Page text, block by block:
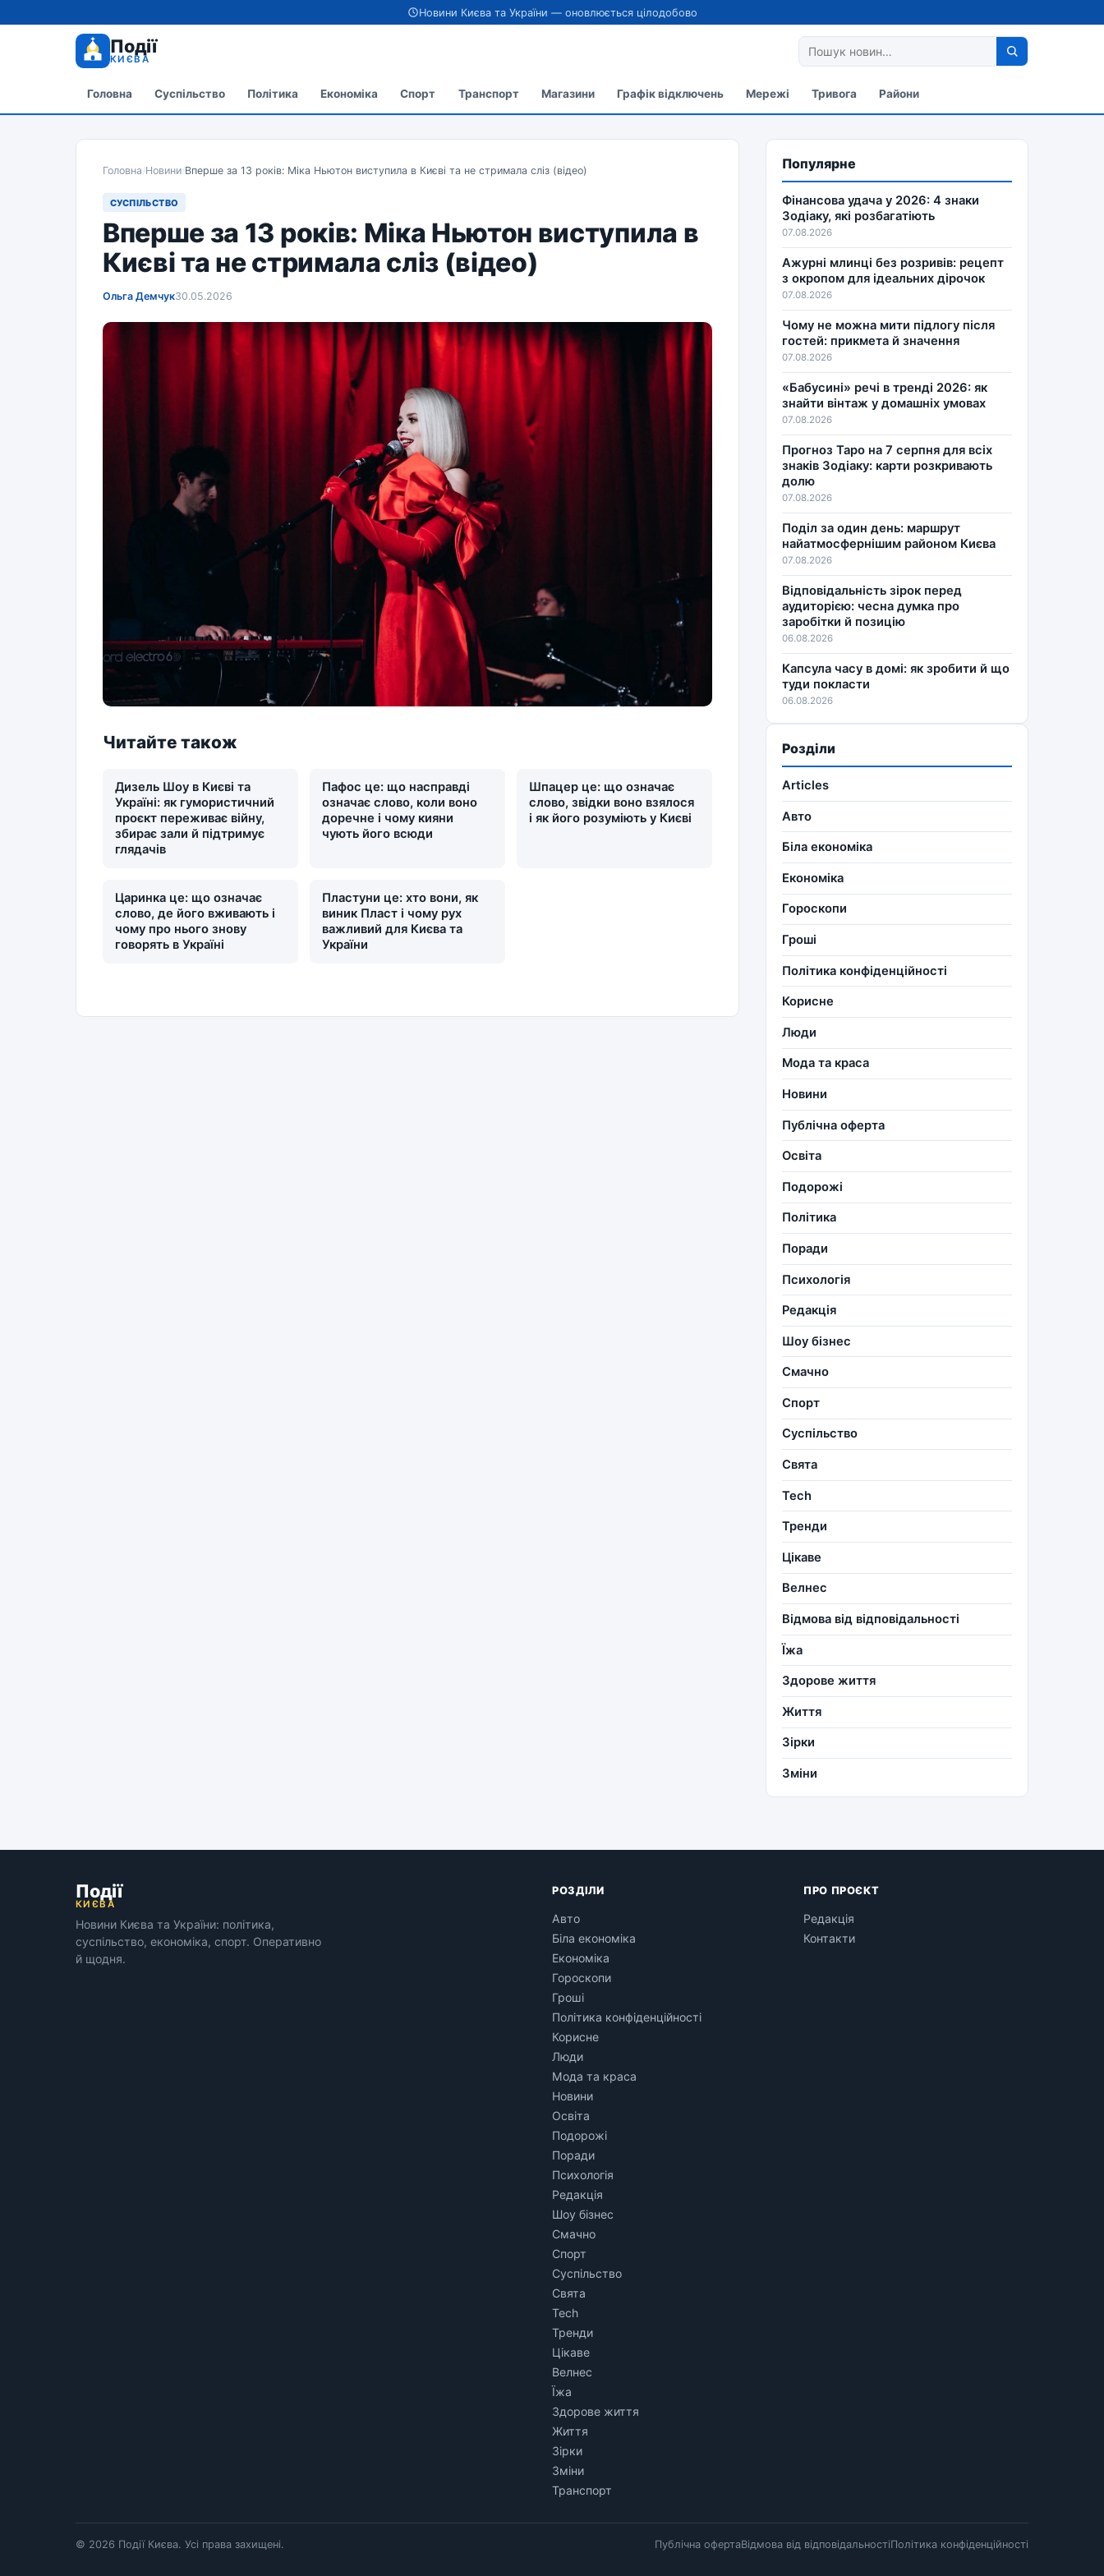
Новини Києва та України — оновлюється цілодобово
Події
КИЄВА
Головна Суспільство Політика Економіка Спорт Транспорт Магазини Графік відключень Мережі Тривога Райони
Головна/Новини/Вперше за 13 років: Міка Ньютон виступила в Києві та не стримала сліз (відео)
СУСПІЛЬСТВО
Вперше за 13 років: Міка Ньютон виступила в
Києві та не стримала сліз (відео)
Ольга Демчук30.05.2026
Читайте також
Дизель Шоу в Києві та
Україні: як гумористичний
проєкт переживає війну,
збирає зали й підтримує
глядачів
Пафос це: що насправді
означає слово, коли воно
доречне і чому кияни
чують його всюди
Шпацер це: що означає
слово, звідки воно взялося
і як його розуміють у Києві
Царинка це: що означає
слово, де його вживають і
чому про нього знову
говорять в Україні
Пластуни це: хто вони, як
виник Пласт і чому рух
важливий для Києва та
України
Популярне
Фінансова удача у 2026: 4 знаки
Зодіаку, які розбагатіють
07.08.2026
Ажурні млинці без розривів: рецепт
з окропом для ідеальних дірочок
07.08.2026
Чому не можна мити підлогу після
гостей: прикмета й значення
07.08.2026
«Бабусині» речі в тренді 2026: як
знайти вінтаж у домашніх умовах
07.08.2026
Прогноз Таро на 7 серпня для всіх
знаків Зодіаку: карти розкривають
долю
07.08.2026
Поділ за один день: маршрут
найатмосфернішим районом Києва
07.08.2026
Відповідальність зірок перед
аудиторією: чесна думка про
заробітки й позицію
06.08.2026
Капсула часу в домі: як зробити й що
туди покласти
06.08.2026
Розділи
Articles
Авто
Біла економіка
Економіка
Гороскопи
Гроші
Політика конфіденційності
Корисне
Люди
Мода та краса
Новини
Публічна оферта
Освіта
Подорожі
Політика
Поради
Психологія
Редакція
Шоу бізнес
Смачно
Спорт
Суспільство
Свята
Tech
Тренди
Цікаве
Велнес
Відмова від відповідальності
Їжа
Здорове життя
Життя
Зірки
Зміни
Події
КИЄВА
Новини Києва та України: політика,
суспільство, економіка, спорт. Оперативно
й щодня.
РОЗДІЛИ
Авто
Біла економіка
Економіка
Гороскопи
Гроші
Політика конфіденційності
Корисне
Люди
Мода та краса
Новини
Освіта
Подорожі
Поради
Психологія
Редакція
Шоу бізнес
Смачно
Спорт
Суспільство
Свята
Tech
Тренди
Цікаве
Велнес
Їжа
Здорове життя
Життя
Зірки
Зміни
Транспорт
ПРО ПРОЄКТ
Редакція
Контакти
© 2026 Події Києва. Усі права захищені. Публічна офертаВідмова від відповідальностіПолітика конфіденційності